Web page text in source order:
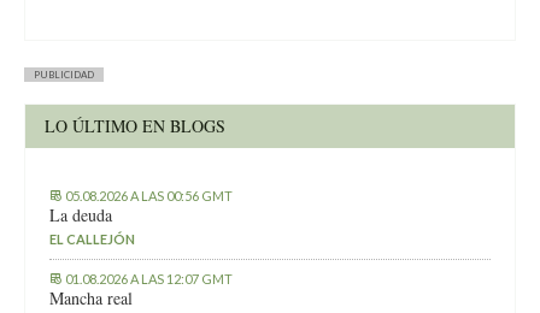
PUBLICIDAD
LO ÚLTIMO EN BLOGS
05.08.2026 A LAS 00:56 GMT
La deuda
EL CALLEJÓN
01.08.2026 A LAS 12:07 GMT
Mancha real